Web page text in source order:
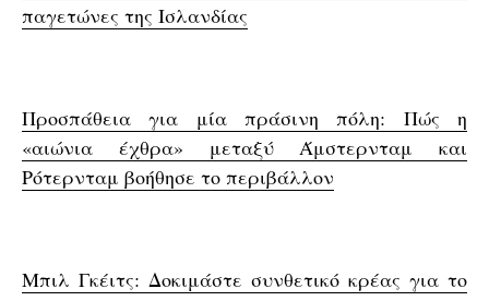
παγετώνες της Ισλανδίας
Προσπάθεια για μία πράσινη πόλη: Πώς η
«αιώνια έχθρα» μεταξύ Άμστερνταμ και
Ρότερνταμ βοήθησε το περιβάλλον
Μπιλ Γκέιτς: Δοκιμάστε συνθετικό κρέας για το